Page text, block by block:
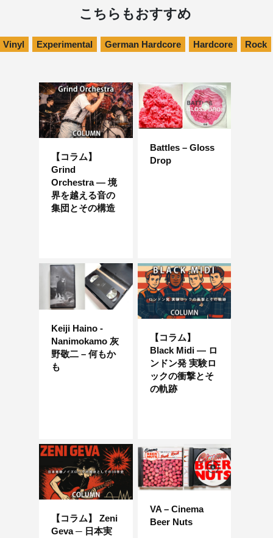
こちらもおすすめ
Vinyl Experimental German Hardcore Hardcore Rock
【コラム】
Grind
Orchestra — 境
界を越える音の
集団とその構造
Battles – Gloss
Drop
Keiji Haino -
Nanimokamo 灰
野敬二 – 何もか
も
【コラム】
Black Midi — ロ
ンドン発 実験ロ
ックの衝撃とそ
の軌跡
【コラム】 Zeni
Geva ─ 日本実
VA – Cinema
Beer Nuts